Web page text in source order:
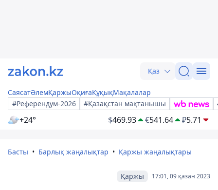
Қаз
СаясатӘлемҚаржыОқиғаҚұқықМақалалар
#Референдум-2026
#Қазақстан мақтанышы
+24° $469.93 €541.64 ₽5.71
Басты Барлық жаңалықтар Қаржы жаңалықтары
17:01, 09 қазан 2023
Қаржы